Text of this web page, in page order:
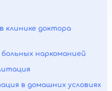
клинике доктора
наркоманией
в домашних условиях